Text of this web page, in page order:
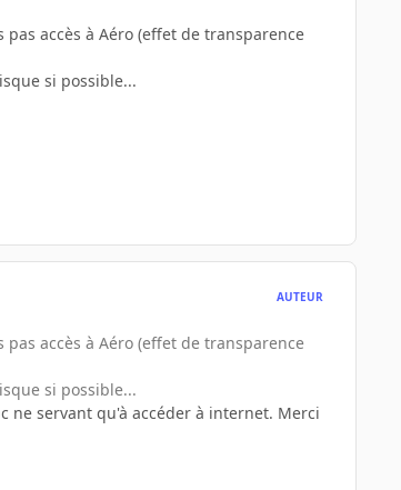
accès à Aéro (effet de transparence
si possible...
AUTEUR
accès à Aéro (effet de transparence
si possible...
ne servant qu'à accéder à internet. Merci